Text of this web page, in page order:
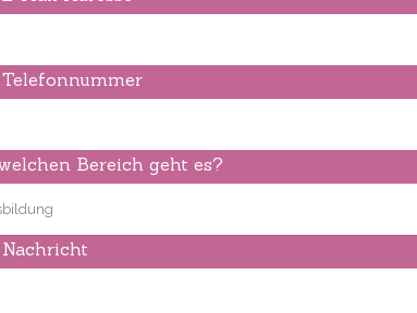
Bereich geht es?